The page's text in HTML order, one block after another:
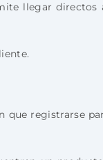
llegar directos
que registrarse